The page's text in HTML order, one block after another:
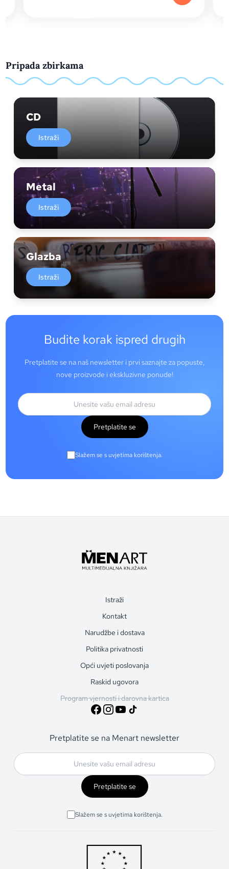
Pripada zbirkama
CD
Istraži
Metal
Istraži
Glazba
Istraži
Budite korak ispred drugih
Pretplatite se na naš newsletter i prvi saznajte za popuste,
nove proizvode i ekskluzivne ponude!
Pretplatite se
Slažem se s uvjetima korištenja.
Istraži
Kontakt
Narudžbe i dostava
Politika privatnosti
Opći uvjeti poslovanja
Raskid ugovora
Program vjernosti i darovna kartica
Pretplatite se na Menart newsletter
Pretplatite se
Slažem se s uvjetima korištenja.